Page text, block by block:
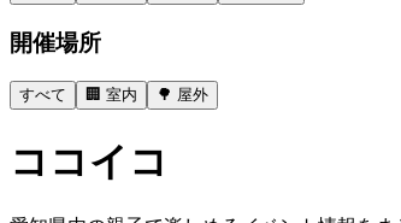
開催場所
すべて 🏢 室内 🌳 屋外
ココイコ